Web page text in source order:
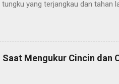
tungku yang terjangkau dan tahan
yang menjadikannya pilihan
digunakan sehari-hari. 1. Dua
menonjol dari kompor gas dua
Saat Mengukur Cincin dan